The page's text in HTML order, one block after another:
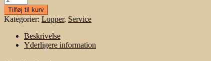
antal
Tilføj til kurv
Kategorier: Lopper, Service
Beskrivelse
Yderligere information